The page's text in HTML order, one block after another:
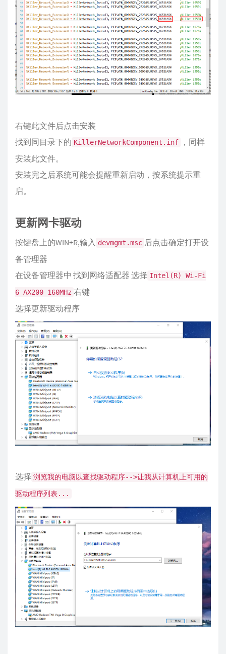
右键此文件后点击安装
找到同目录下的 KillerNetworkComponent.inf
，同样
安装此文件。
安装完之后系统可能会提醒重新启动，按系统提示重
启。
更新网卡驱动
按键盘上的WIN+R,输入 devmgmt.msc 后点击确定打开设
备管理器
在设备管理器中 找到网络适配器 选择 Intel(R) Wi-Fi
6 AX200 160MHz 右键
选择更新驱动程序
选择 浏览我的电脑以查找驱动程序-->让我从计算机上可用的
驱动程序列表...